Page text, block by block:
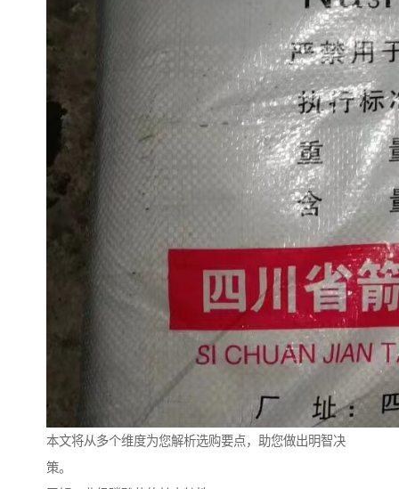
本文将从多个维度为您解析选购要点，助您做出明智决
策。